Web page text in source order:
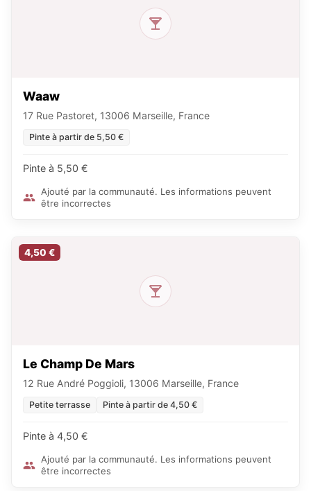
Waaw
17 Rue Pastoret, 13006 Marseille, France
Pinte à partir de 5,50 €
Pinte à 5,50 €
Ajouté par la communauté. Les informations peuvent
être incorrectes
4,50 €
Le Champ De Mars
12 Rue André Poggioli, 13006 Marseille, France
Petite terrasse Pinte à partir de 4,50 €
Pinte à 4,50 €
Ajouté par la communauté. Les informations peuvent
être incorrectes